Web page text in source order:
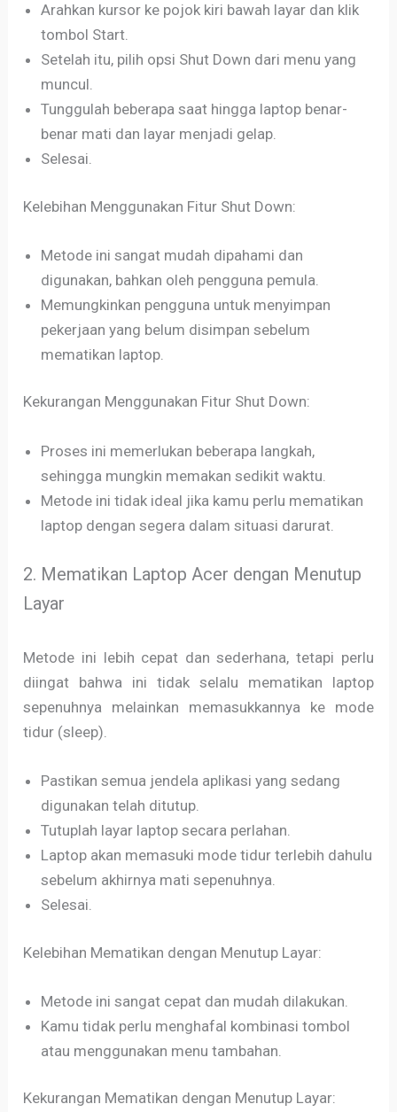
Arahkan kursor ke pojok kiri bawah layar dan klik
tombol Start.
Setelah itu, pilih opsi Shut Down dari menu yang
muncul.
Tunggulah beberapa saat hingga laptop benar-
benar mati dan layar menjadi gelap.
Selesai.
Kelebihan Menggunakan Fitur Shut Down:
Metode ini sangat mudah dipahami dan
digunakan, bahkan oleh pengguna pemula.
Memungkinkan pengguna untuk menyimpan
pekerjaan yang belum disimpan sebelum
mematikan laptop.
Kekurangan Menggunakan Fitur Shut Down:
Proses ini memerlukan beberapa langkah,
sehingga mungkin memakan sedikit waktu.
Metode ini tidak ideal jika kamu perlu mematikan
laptop dengan segera dalam situasi darurat.
2. Mematikan Laptop Acer dengan Menutup
Layar
Metode ini lebih cepat dan sederhana, tetapi perlu
diingat bahwa ini tidak selalu mematikan laptop
sepenuhnya melainkan memasukkannya ke mode
tidur (sleep).
Pastikan semua jendela aplikasi yang sedang
digunakan telah ditutup.
Tutuplah layar laptop secara perlahan.
Laptop akan memasuki mode tidur terlebih dahulu
sebelum akhirnya mati sepenuhnya.
Selesai.
Kelebihan Mematikan dengan Menutup Layar:
Metode ini sangat cepat dan mudah dilakukan.
Kamu tidak perlu menghafal kombinasi tombol
atau menggunakan menu tambahan.
Kekurangan Mematikan dengan Menutup Layar: